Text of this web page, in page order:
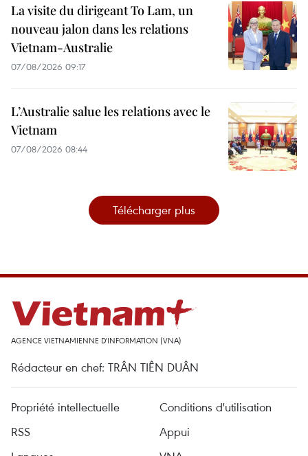
La visite du dirigeant To Lam, un
nouveau jalon dans les relations
Vietnam-Australie
07/08/2026 09:17
L’Australie salue les relations avec le
Vietnam
07/08/2026 08:44
Télécharger plus
AGENCE VIETNAMIENNE D'INFORMATION (VNA)
Rédacteur en chef: TRÂN TIÊN DUÂN
Propriété intellectuelle
Conditions d'utilisation
RSS
Appui